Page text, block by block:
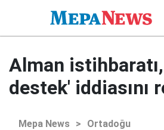
Alman
destek' iddiasını
Mepa News > Ortadoğu